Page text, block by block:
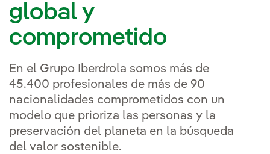
global y
comprometido
En el Grupo Iberdrola somos más de
45.400 profesionales de más de 90
nacionalidades comprometidos con un
modelo que prioriza las personas y la
preservación del planeta en la búsqueda
del valor sostenible.